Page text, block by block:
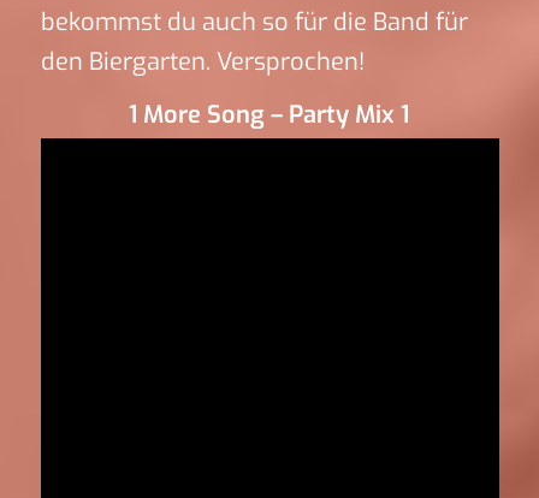
bekommst du auch so für die Band für
den Biergarten. Versprochen!
1 More Song – Party Mix 1